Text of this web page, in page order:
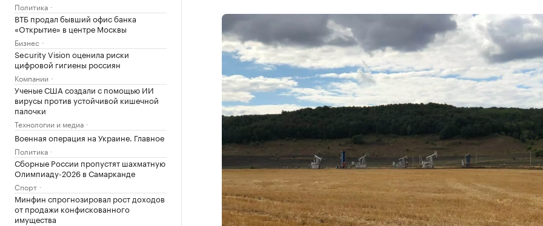
Политика
ВТБ продал бывший офис банка
«Открытие» в центре Москвы
Бизнес
Security Vision оценила риски
цифровой гигиены россиян
Компании
Ученые США создали с помощью ИИ
вирусы против устойчивой кишечной
палочки
Технологии и медиа
Военная операция на Украине. Главное
Политика
Сборные России пропустят шахматную
Олимпиаду-2026 в Самарканде
Спорт
Минфин спрогнозировал рост доходов
от продажи конфискованного
имущества